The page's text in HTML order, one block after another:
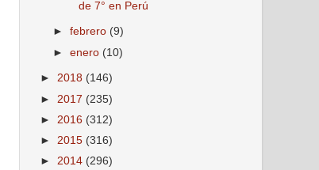
de 7° en Perú
►febrero (9)
►enero (10)
► 2018 (146)
► 2017 (235)
► 2016 (312)
► 2015 (316)
► 2014 (296)